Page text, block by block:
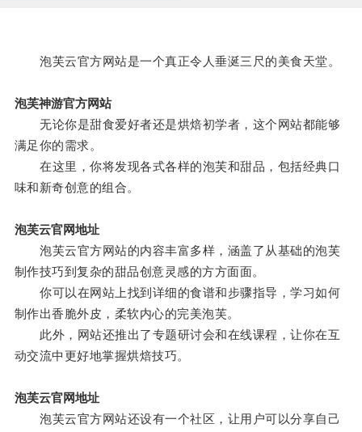
泡芙云官方网站是一个真正令人垂涎三尺的美食天堂。
泡芙神游官方网站
无论你是甜食爱好者还是烘焙初学者，这个网站都能够
满足你的需求。
在这里，你将发现各式各样的泡芙和甜品，包括经典口
味和新奇创意的组合。
泡芙云官网地址
泡芙云官方网站的内容丰富多样，涵盖了从基础的泡芙
制作技巧到复杂的甜品创意灵感的方方面面。
你可以在网站上找到详细的食谱和步骤指导，学习如何
制作出香脆外皮，柔软内心的完美泡芙。
此外，网站还推出了专题研讨会和在线课程，让你在互
动交流中更好地掌握烘焙技巧。
泡芙云官网地址
泡芙云官方网站还设有一个社区，让用户可以分享自己